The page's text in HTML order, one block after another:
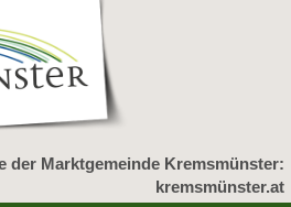
der Marktgemeinde Kremsmünster:
kremsmünster.at